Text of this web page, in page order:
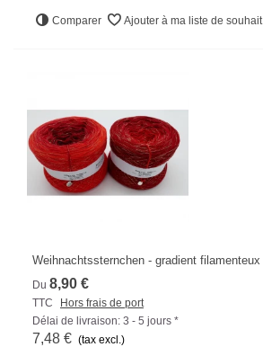
Comparer Ajouter à ma liste de souhait
Weihnachtssternchen - gradient filamenteux
Du 8,90 €
TTC
Hors frais de port
Délai de livraison: 3 - 5 jours *
7,48 € (tax excl.)